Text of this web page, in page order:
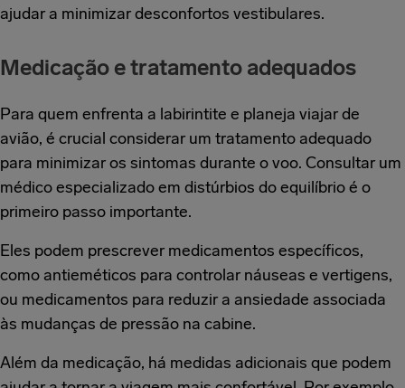
ajudar a minimizar desconfortos vestibulares.
Medicação e tratamento adequados
Para quem enfrenta a labirintite e planeja viajar de
avião, é crucial considerar um tratamento adequado
para minimizar os sintomas durante o voo. Consultar um
médico especializado em distúrbios do equilíbrio é o
primeiro passo importante.
Eles podem prescrever medicamentos específicos,
como antieméticos para controlar náuseas e vertigens,
ou medicamentos para reduzir a ansiedade associada
às mudanças de pressão na cabine.
Além da medicação, há medidas adicionais que podem